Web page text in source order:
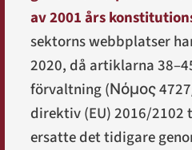
av 2001 års
sektorns webbplatser
2020, då artiklarna
förvaltning (Νόμος
direktiv (EU) 2016/
ersatte det tidigare